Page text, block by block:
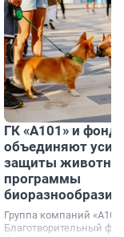
ГК «А101» и фонд
объединяют
защиты
программы
биоразнообразия
Группа компаний
Благотворительный